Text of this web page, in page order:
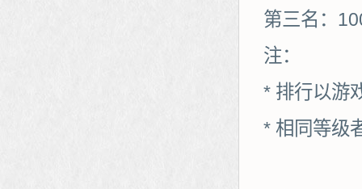
第三名：
注：
* 排行以游
* 相同等级